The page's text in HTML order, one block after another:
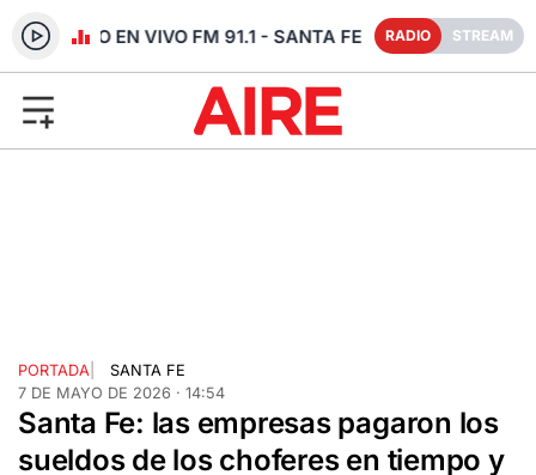
RADIO EN VIVO FM 91.1 - SANTA FE RADIO STREAM
PORTADA
SANTA FE
7 DE MAYO DE 2026 · 14:54
Santa Fe: las empresas pagaron los
sueldos de los choferes en tiempo y